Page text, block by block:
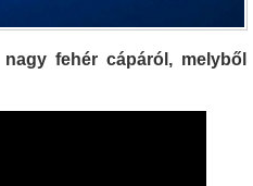
fehér cápáról, melyből